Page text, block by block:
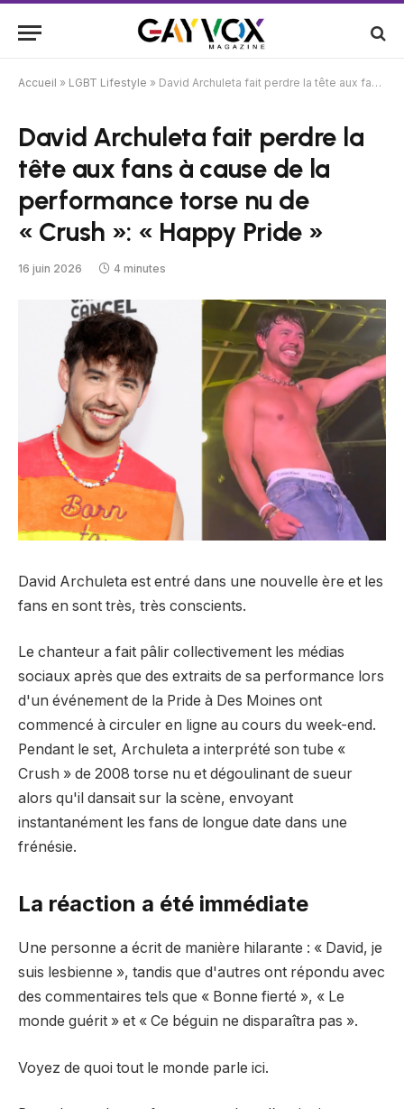
Accueil » LGBT Lifestyle » David Archuleta fait perdre la tête aux fans à cause de la performance torse nu de « Crush »: « Happy Pride »
David Archuleta fait perdre la
tête aux fans à cause de la
performance torse nu de
« Crush »: « Happy Pride »
16 juin 2026 4 minutes
David Archuleta est entré dans une nouvelle ère et les
fans en sont très, très conscients.
Le chanteur a fait pâlir collectivement les médias
sociaux après que des extraits de sa performance lors
d'un événement de la Pride à Des Moines ont
commencé à circuler en ligne au cours du week-end.
Pendant le set, Archuleta a interprété son tube «
Crush » de 2008 torse nu et dégoulinant de sueur
alors qu'il dansait sur la scène, envoyant
instantanément les fans de longue date dans une
frénésie.
La réaction a été immédiate
Une personne a écrit de manière hilarante : « David, je
suis lesbienne », tandis que d'autres ont répondu avec
des commentaires tels que « Bonne fierté », « Le
monde guérit » et « Ce béguin ne disparaîtra pas ».
Voyez de quoi tout le monde parle ici.